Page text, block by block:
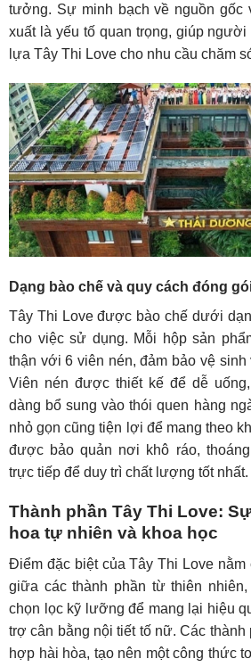
tưởng. Sự minh bạch về nguồn gốc
xuất là yếu tố quan trọng, giúp người
lựa Tây Thi Love cho nhu cầu chăm
Dạng bào chế và quy cách đóng
Tây Thi Love được bào chế dưới
cho việc sử dụng. Mỗi hộp sản
thận với 6 viên nén, đảm bảo vệ sinh
Viên nén được thiết kế để dễ
dàng bổ sung vào thói quen hàng
nhỏ gọn cũng tiện lợi để mang theo
được bảo quản nơi khô ráo,
trực tiếp để duy trì chất lượng tốt nhất.
Thành phần Tây Thi Love:
hoa tự nhiên và khoa học
Điểm đặc biệt của Tây Thi Love
giữa các thành phần từ thiên
chọn lọc kỹ lưỡng để mang lại hiệu
trợ cân bằng nội tiết tố nữ. Các
hợp hài hòa, tạo nên một công thức